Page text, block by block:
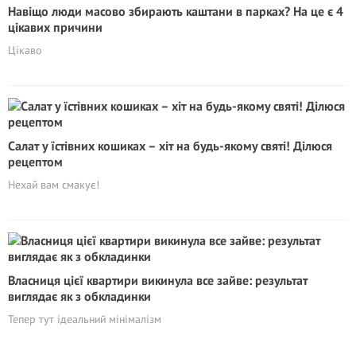
Навіщо люди масово збирають каштани в парках? На це є 4
цікавих причини
Цікаво
Салат у їстівних кошиках – хiт на будь-якому святі! Ділюся
рецептом
Нехай вам смакує!
Власниця цієї квартири викинула все зайве: результат
виглядає як з обкладинки
Тепер тут ідеальний мінімалізм